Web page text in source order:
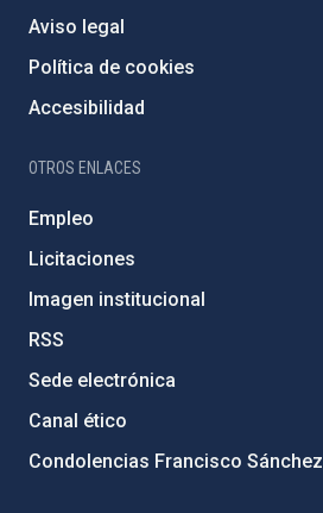
Aviso legal
Política de cookies
Accesibilidad
OTROS ENLACES
Empleo
Licitaciones
Imagen institucional
RSS
Sede electrónica
Canal ético
Condolencias Francisco Sánchez